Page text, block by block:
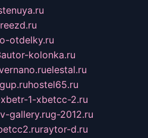
otdelky.ru
kolonka.ru
elestal.ru
hostel65.ru
1-xbetcc-2.ru
gallery.rug-2012.ru
raytor-d.ru